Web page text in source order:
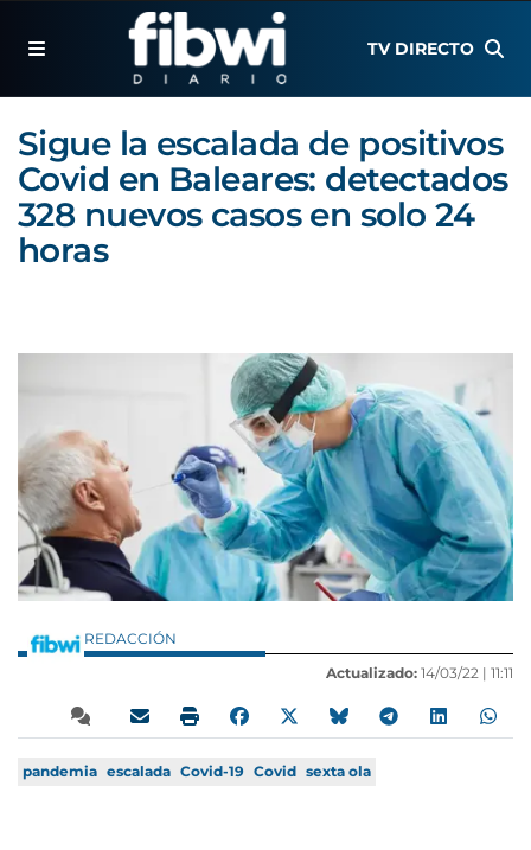
TV DIRECTO
Sigue la escalada de positivos
Covid en Baleares: detectados
328 nuevos casos en solo 24
horas
REDACCIÓN
Actualizado: 14/03/22 | 11:11
pandemia escalada Covid-19 Covid sexta ola